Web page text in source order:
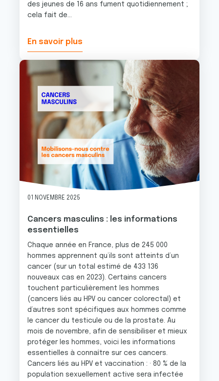
des jeunes de 16 ans fument quotidiennement ;
cela fait de...
En savoir plus
Image
01 NOVEMBRE 2025
Cancers masculins : les informations
essentielles
Chaque année en France, plus de 245 000
hommes apprennent qu’ils sont atteints d’un
cancer (sur un total estimé de 433 136
nouveaux cas en 2023). Certains cancers
touchent particulièrement les hommes
(cancers liés au HPV ou cancer colorectal) et
d’autres sont spécifiques aux hommes comme
le cancer du testicule ou de la prostate. Au
mois de novembre, afin de sensibiliser et mieux
protéger les hommes, voici les informations
essentielles à connaître sur ces cancers.
Cancers liés au HPV et vaccination : · 80 % de la
population sexuellement active sera infectée